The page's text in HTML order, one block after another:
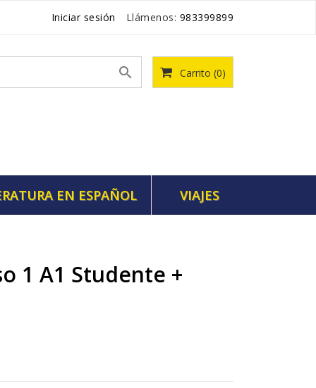
Iniciar sesión Llámenos: 983399899
Carrito (0)

EN ESPAÑOL VIAJES
1 A1 Studente +